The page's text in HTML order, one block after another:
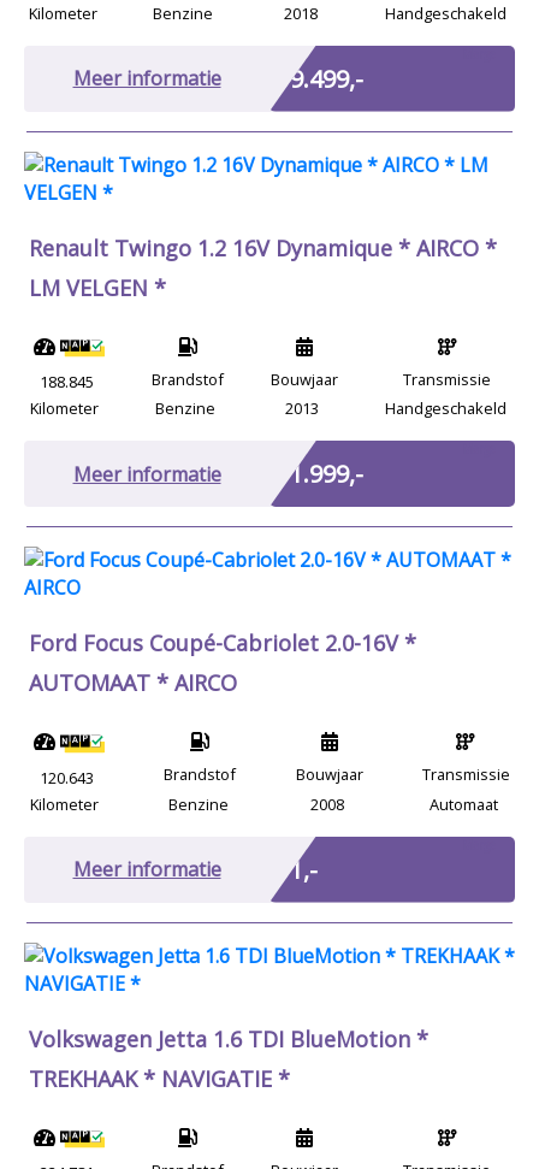
Kilometer
Benzine
2018
Handgeschakeld
Meer informatie € 9.499,-
Renault Twingo 1.2 16V Dynamique * AIRCO *
LM VELGEN *
188.845
Kilometer
Brandstof
Benzine
Bouwjaar
2013
Transmissie
Handgeschakeld
Meer informatie € 1.999,-
Ford Focus Coupé-Cabriolet 2.0-16V *
AUTOMAAT * AIRCO
120.643
Kilometer
Brandstof
Benzine
Bouwjaar
2008
Transmissie
Automaat
Meer informatie € 1,-
Volkswagen Jetta 1.6 TDI BlueMotion *
TREKHAAK * NAVIGATIE *